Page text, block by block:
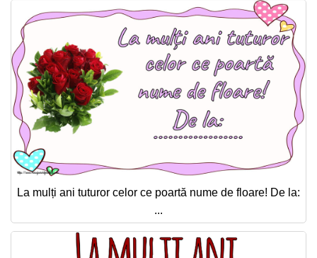
La mulți ani tuturor celor ce poartă nume de floare! De la:
...